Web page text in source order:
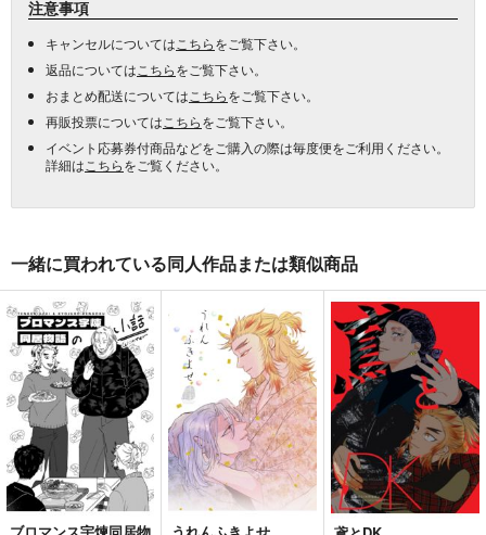
注意事項
キャンセルについては こちらをご覧下さい。
返品については こちらをご覧下さい。
おまとめ配送については こちらをご覧下さい。
再販投票については こちらをご覧下さい。
イベント応募券付商品などをご購入の際は毎度便をご利用ください。
詳細は こちらをご覧ください。
一緒に買われている同人作品または類似商品